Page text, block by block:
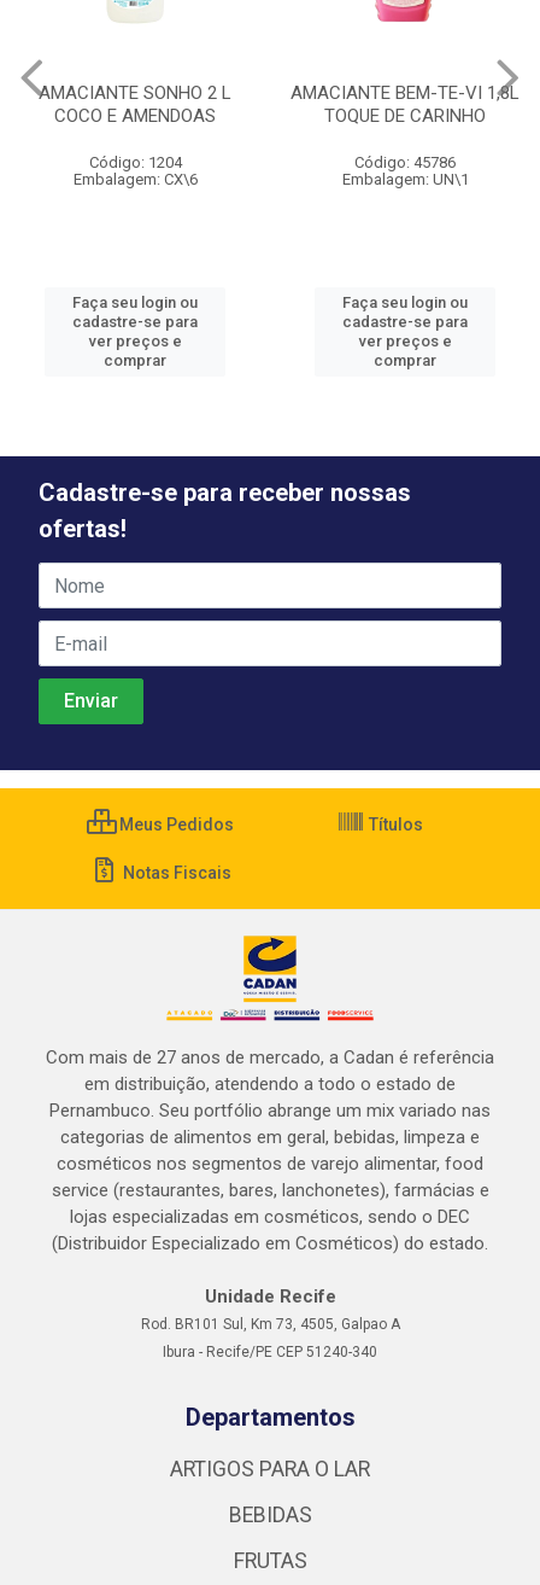
AMACIANTE SONHO 2 L
COCO E AMENDOAS
Código: 1204
Embalagem: CX\6
Faça seu login ou
cadastre-se para
ver preços e
comprar
AMACIANTE BEM-TE-VI 1,8L
TOQUE DE CARINHO
Código: 45786
Embalagem: UN\1
Faça seu login ou
cadastre-se para
ver preços e
comprar
Cadastre-se para receber nossas
ofertas!
Meus Pedidos Títulos
Notas Fiscais
Com mais de 27 anos de mercado, a Cadan é referência
em distribuição, atendendo a todo o estado de
Pernambuco. Seu portfólio abrange um mix variado nas
categorias de alimentos em geral, bebidas, limpeza e
cosméticos nos segmentos de varejo alimentar, food
service (restaurantes, bares, lanchonetes), farmácias e
lojas especializadas em cosméticos, sendo o DEC
(Distribuidor Especializado em Cosméticos) do estado.
Unidade Recife
Rod. BR101 Sul, Km 73, 4505, Galpao A
Ibura - Recife/PE CEP 51240-340
Departamentos
ARTIGOS PARA O LAR
BEBIDAS
FRUTAS